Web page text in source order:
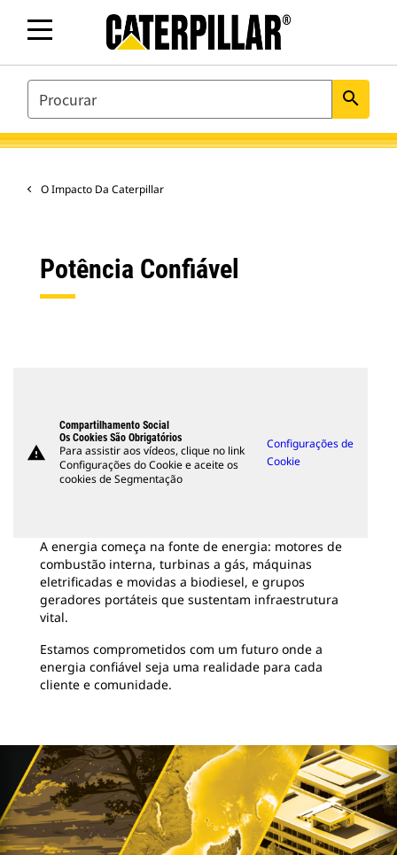
SEARCH search
O Impacto Da Caterpillar
Potência Confiável
warning
Compartilhamento Social
Os Cookies São Obrigatórios
Para assistir aos vídeos, clique no link
Configurações do Cookie e aceite os
cookies de Segmentação
Configurações de
Cookie
A energia começa na fonte de energia: motores de
combustão interna, turbinas a gás, máquinas
eletrificadas e movidas a biodiesel, e grupos
geradores portáteis que sustentam infraestrutura
vital.
Estamos comprometidos com um futuro onde a
energia confiável seja uma realidade para cada
cliente e comunidade.